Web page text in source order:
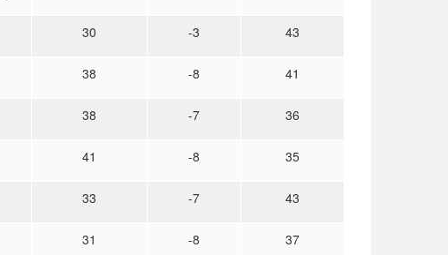
30 -3 43
38 -8 41
38 -7 36
41 -8 35
33 -7 43
31 -8 37